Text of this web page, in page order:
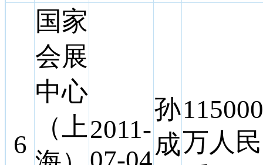
6
国家
会展
中心
（上2011-
孙
成万人民